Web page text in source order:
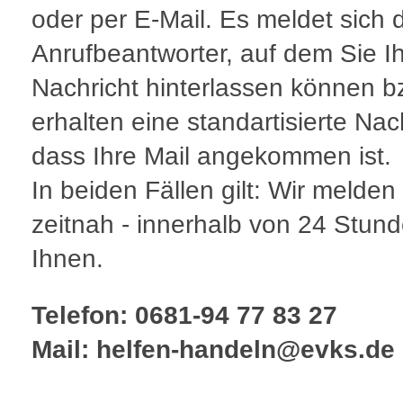
oder per E-Mail. Es meldet sich
Anrufbeantworter, auf dem Sie
Nachricht hinterlassen können
erhalten eine standartisierte
dass Ihre Mail angekommen ist.
In beiden Fällen gilt: Wir melden
zeitnah - innerhalb von 24
Ihnen.
Telefon: 0681-94 77 83 27
Mail: helfen-handeln@evks.de